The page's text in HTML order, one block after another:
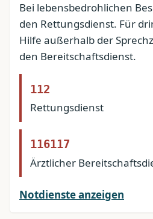
Bei lebensbedrohlichen
den Rettungsdienst. Für
Hilfe außerhalb der
den Bereitschaftsdienst.
112
Rettungsdienst
116117
Ärztlicher
Notdienste anzeigen